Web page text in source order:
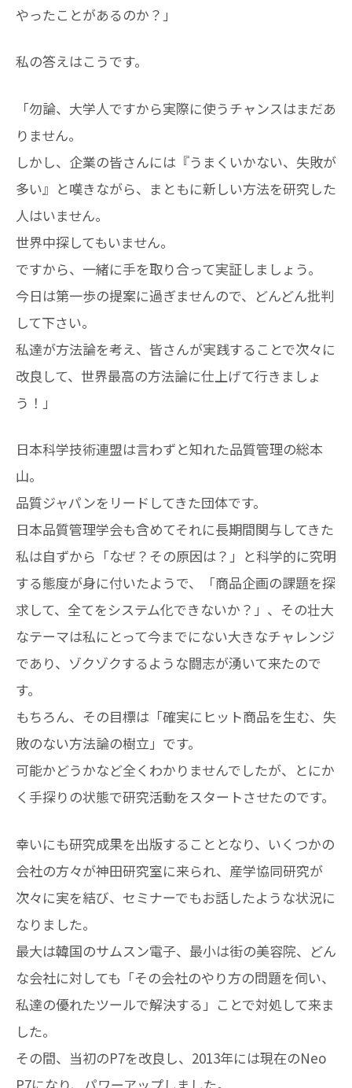
やったことがあるのか？」
私の答えはこうです。
「勿論、大学人ですから実際に使うチャンスはまだあ
りません。
しかし、企業の皆さんには『うまくいかない、失敗が
多い』と嘆きながら、まともに新しい方法を研究した
人はいません。
世界中探してもいません。
ですから、一緒に手を取り合って実証しましょう。
今日は第一歩の提案に過ぎませんので、どんどん批判
して下さい。
私達が方法論を考え、皆さんが実践することで次々に
改良して、世界最高の方法論に仕上げて行きましょ
う！」
日本科学技術連盟は言わずと知れた品質管理の総本
山。
品質ジャパンをリードしてきた団体です。
日本品質管理学会も含めてそれに長期間関与してきた
私は自ずから「なぜ？その原因は？」と科学的に究明
する態度が身に付いたようで、「商品企画の課題を探
求して、全てをシステム化できないか？」、その壮大
なテーマは私にとって今までにない大きなチャレンジ
であり、ゾクゾクするような闘志が湧いて来たので
す。
もちろん、その目標は「確実にヒット商品を生む、失
敗のない方法論の樹立」です。
可能かどうかなど全くわかりませんでしたが、とにか
く手探りの状態で研究活動をスタートさせたのです。
幸いにも研究成果を出版することとなり、いくつかの
会社の方々が神田研究室に来られ、産学協同研究が
次々に実を結び、セミナーでもお話したような状況に
なりました。
最大は韓国のサムスン電子、最小は街の美容院、どん
な会社に対しても「その会社のやり方の問題を伺い、
私達の優れたツールで解決する」ことで対処して来ま
した。
その間、当初のP7を改良し、2013年には現在のNeo